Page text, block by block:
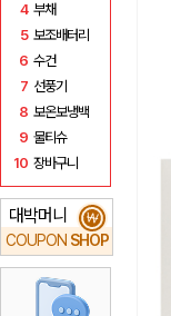
4 부채
5 보조배터리
6 수건
7 선풍기
8 보온보냉백
9 물티슈
10 장바구니
대박머니
COUPON SHOP
₩